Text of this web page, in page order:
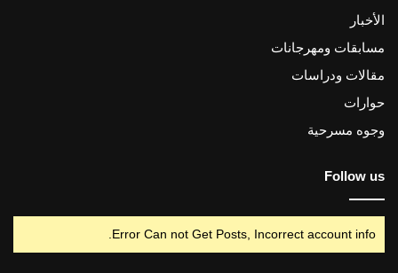
الأخبار
مسابقات ومهرجانات
مقالات ودراسات
حوارات
وجوه مسرحية
Follow us
Error Can not Get Posts, Incorrect account info.